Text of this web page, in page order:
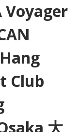
Voyager
Club
大